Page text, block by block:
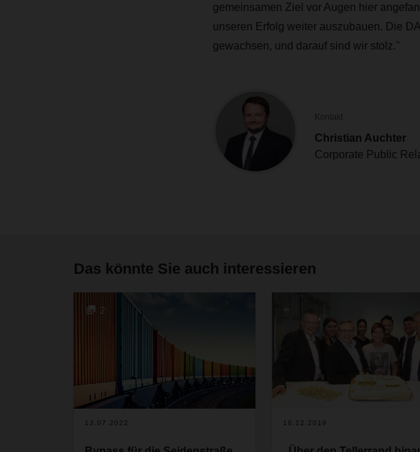
gemeinsamen Ziel vor Augen hier
unseren Erfolg weiter auszubauen. Die
gewachsen, und darauf sind wir stolz."
Kontakt
Christian Auchter
Corporate Public
Das könnte Sie auch interessieren
2
13.07.2022 16.12.2019